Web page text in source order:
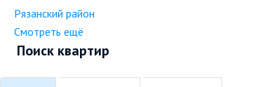
Рязанский район
Смотреть ещё
Поиск квартир